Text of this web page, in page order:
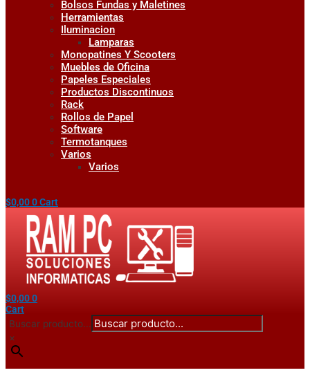
Bolsos Fundas y Maletines
Herramientas
Iluminacion
Lamparas
Monopatines Y Scooters
Muebles de Oficina
Papeles Especiales
Productos Discontinuos
Rack
Rollos de Papel
Software
Termotanques
Varios
Varios
$0,000Cart
$0,000
Cart
Buscar producto...
×